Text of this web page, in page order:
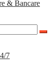
& Bancare
7